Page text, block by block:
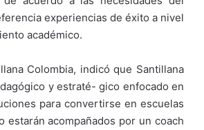
experiencias de éxito a nivel
académico.
Colombia, indicó que Santillana
y estraté- gico enfocado en
para convertirse en escuelas
acompañados por un coach